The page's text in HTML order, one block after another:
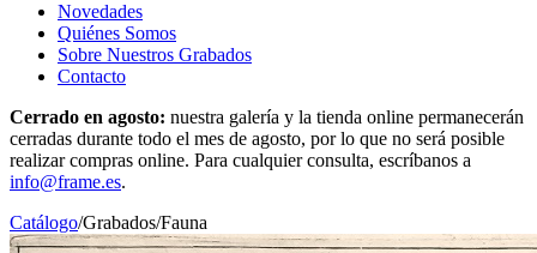
Novedades
Quiénes Somos
Sobre Nuestros Grabados
Contacto
Cerrado en agosto: nuestra galería y la tienda online permanecerán
cerradas durante todo el mes de agosto, por lo que no será posible
realizar compras online. Para cualquier consulta, escríbanos a
info@frame.es.
Catálogo/Grabados/Fauna